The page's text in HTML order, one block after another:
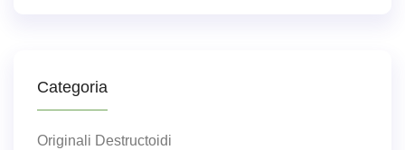
Categoria
Originali Destructoidi